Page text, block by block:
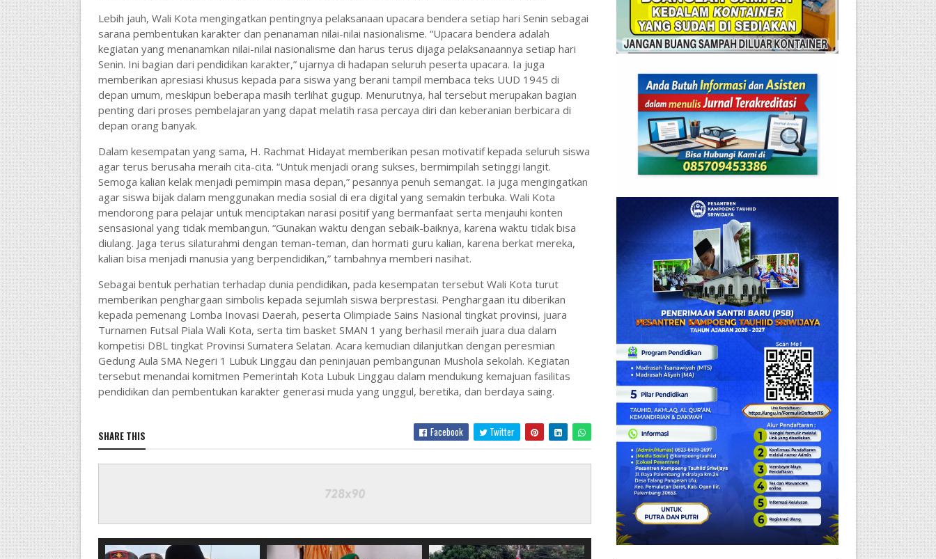
Lebih jauh, Wali Kota mengingatkan pentingnya pelaksanaan upacara bendera setiap hari Senin sebagai
sarana pembentukan karakter dan penanaman nilai-nilai nasionalisme. “Upacara bendera adalah
kegiatan yang menanamkan nilai-nilai nasionalisme dan harus terus dijaga pelaksanaannya setiap hari
Senin. Ini bagian dari pendidikan karakter,” ujarnya di hadapan seluruh peserta upacara. Ia juga
memberikan apresiasi khusus kepada para siswa yang berani tampil membaca teks UUD 1945 di
depan umum, meskipun beberapa masih terlihat gugup. Menurutnya, hal tersebut merupakan bagian
penting dari proses pembelajaran yang dapat melatih rasa percaya diri dan keberanian berbicara di
depan orang banyak.
Dalam kesempatan yang sama, H. Rachmat Hidayat memberikan pesan motivatif kepada seluruh siswa
agar terus berusaha meraih cita-cita. “Untuk menjadi orang sukses, bermimpilah setinggi langit.
Semoga kalian kelak menjadi pemimpin masa depan,” pesannya penuh semangat. Ia juga mengingatkan
agar siswa bijak dalam menggunakan media sosial di era digital yang semakin terbuka. Wali Kota
mendorong para pelajar untuk menciptakan narasi positif yang bermanfaat serta menjauhi konten
sensasional yang tidak membangun. “Gunakan waktu dengan sebaik-baiknya, karena waktu tidak bisa
diulang. Jaga terus silaturahmi dengan teman-teman, dan hormati guru kalian, karena berkat mereka,
kalian bisa menjadi manusia yang berpendidikan,” tambahnya memberi nasihat.
Sebagai bentuk perhatian terhadap dunia pendidikan, pada kesempatan tersebut Wali Kota turut
memberikan penghargaan simbolis kepada sejumlah siswa berprestasi. Penghargaan itu diberikan
kepada pemenang Lomba Inovasi Daerah, peserta Olimpiade Sains Nasional tingkat provinsi, juara
Turnamen Futsal Piala Wali Kota, serta tim basket SMAN 1 yang berhasil meraih juara dua dalam
kompetisi DBL tingkat Provinsi Sumatera Selatan. Acara kemudian dilanjutkan dengan peresmian
Gedung Aula SMA Negeri 1 Lubuk Linggau dan peninjauan pembangunan Mushola sekolah. Kegiatan
tersebut menandai komitmen Pemerintah Kota Lubuk Linggau dalam mendukung kemajuan fasilitas
pendidikan dan pembentukan karakter generasi muda yang unggul, beretika, dan berdaya saing.
SHARE THIS Facebook Twitter